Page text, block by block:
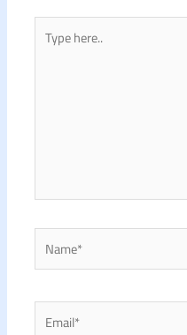
Type
here..
Email*